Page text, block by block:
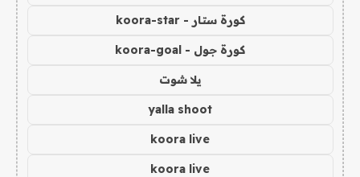
كورة ستار - koora-star
كورة جول - koora-goal
يلا شوت
yalla shoot
koora live
koora live